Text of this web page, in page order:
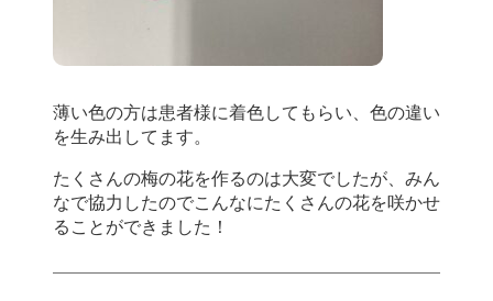
薄い色の方は患者様に着色してもらい、色の違い
を生み出してます。
たくさんの梅の花を作るのは大変でしたが、みん
なで協力したのでこんなにたくさんの花を咲かせ
ることができました！